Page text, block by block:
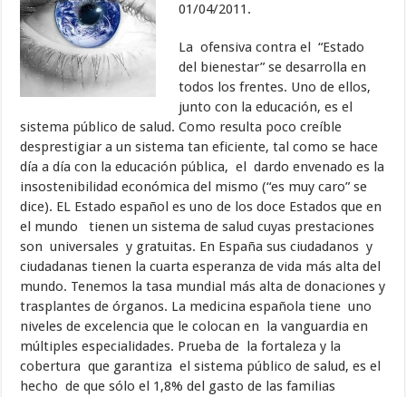
01/04/2011.
La ofensiva contra el “Estado
del bienestar” se desarrolla en
todos los frentes. Uno de ellos,
junto con la educación, es el
sistema público de salud. Como resulta poco creíble
desprestigiar a un sistema tan eficiente, tal como se hace
día a día con la educación pública, el dardo envenado es la
insostenibilidad económica del mismo (“es muy caro” se
dice). EL Estado español es uno de los doce Estados que en
el mundo tienen un sistema de salud cuyas prestaciones
son universales y gratuitas. En España sus ciudadanos y
ciudadanas tienen la cuarta esperanza de vida más alta del
mundo. Tenemos la tasa mundial más alta de donaciones y
trasplantes de órganos. La medicina española tiene uno
niveles de excelencia que le colocan en la vanguardia en
múltiples especialidades. Prueba de la fortaleza y la
cobertura que garantiza el sistema público de salud, es el
hecho de que sólo el 1,8% del gasto de las familias